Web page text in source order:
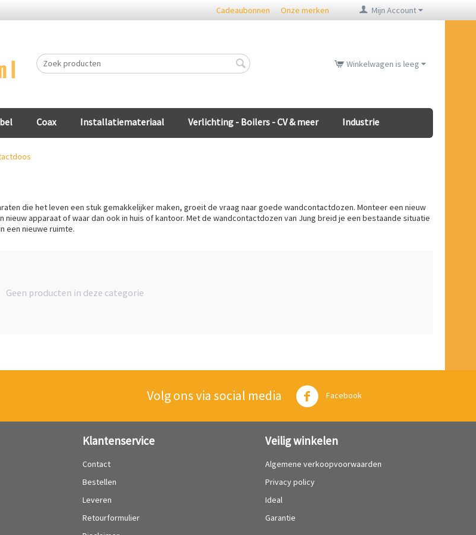
Mijn Account
Cadeaubonnen Onze merken
Winkelwagen is leeg
Coax Installatiemateriaal Verlichting - Boilers - CV & meer Industrie
die het leven een stuk gemakkelijker maken, groeit de vraag naar goede wandcontactdozen. Monteer een nieuw
apparaat of waar dan ook in huis of kantoor. Met de wandcontactdozen van Jung breid je een bestaande situatie
een nieuwe ruimte.
Geen producten in deze categorie
Volg ons via social media Facebook
Klantenservice
Contact
Bestellen
Leveren
Retourformulier
Veilig winkelen
Algemene verkoopvoorwaarden
Privacy policy
Ideal
Garantie